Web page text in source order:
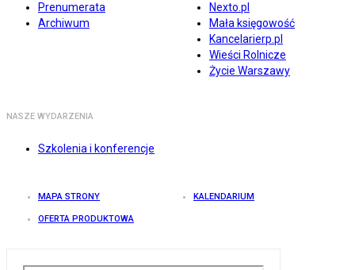
Prenumerata
Archiwum
Nexto.pl
Mała księgowość
Kancelarierp.pl
Wieści Rolnicze
Życie Warszawy
NASZE WYDARZENIA
Szkolenia i konferencje
MAPA STRONY KALENDARIUM
OFERTA PRODUKTOWA